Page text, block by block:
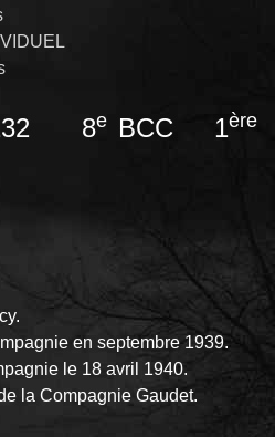
8e BCC 1ère
en septembre 1939.
le 18 avril 1940.
la Compagnie Gaudet.